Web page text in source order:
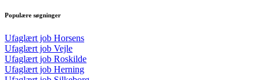
Populære søgninger
Ufaglært job Horsens
Ufaglært job Vejle
Ufaglært job Roskilde
Ufaglært job Herning